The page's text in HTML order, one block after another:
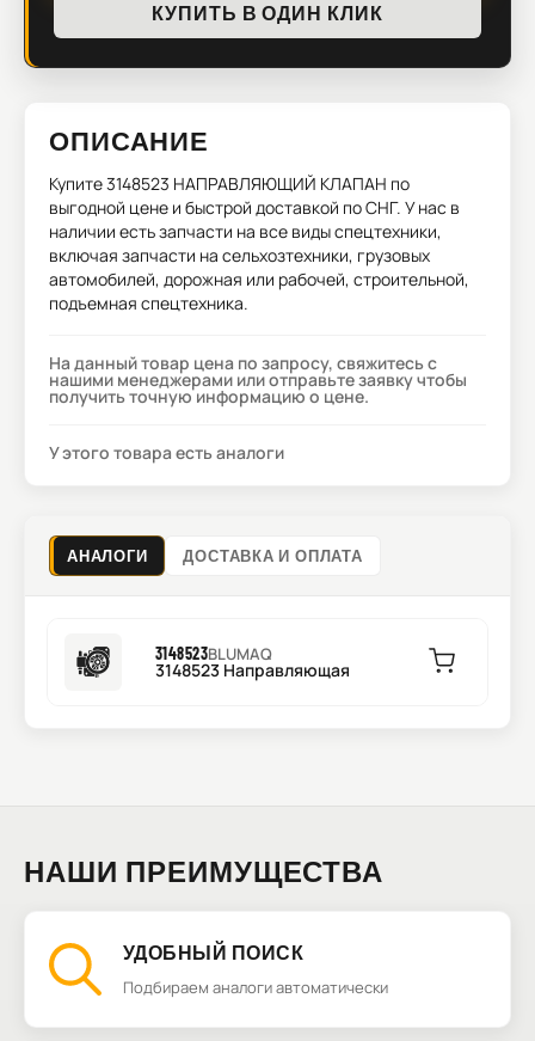
КУПИТЬ В ОДИН КЛИК
ОПИСАНИЕ
Купите3148523 НАПРАВЛЯЮЩИЙ КЛАПАН по
выгодной цене и быстрой доставкой по СНГ. У нас в
наличии есть запчасти на все виды спецтехники,
включая запчасти на сельхозтехники, грузовых
автомобилей, дорожная или рабочей, строительной,
подъемная спецтехника.
На данный товар цена по запросу, свяжитесь с
нашими менеджерами или отправьте заявку чтобы
получить точную информацию о цене.
У этого товара есть аналоги
АНАЛОГИ ДОСТАВКА И ОПЛАТА
3148523BLUMAQ
3148523 Направляющая
НАШИ ПРЕИМУЩЕСТВА
УДОБНЫЙ ПОИСК
Подбираем аналоги автоматически